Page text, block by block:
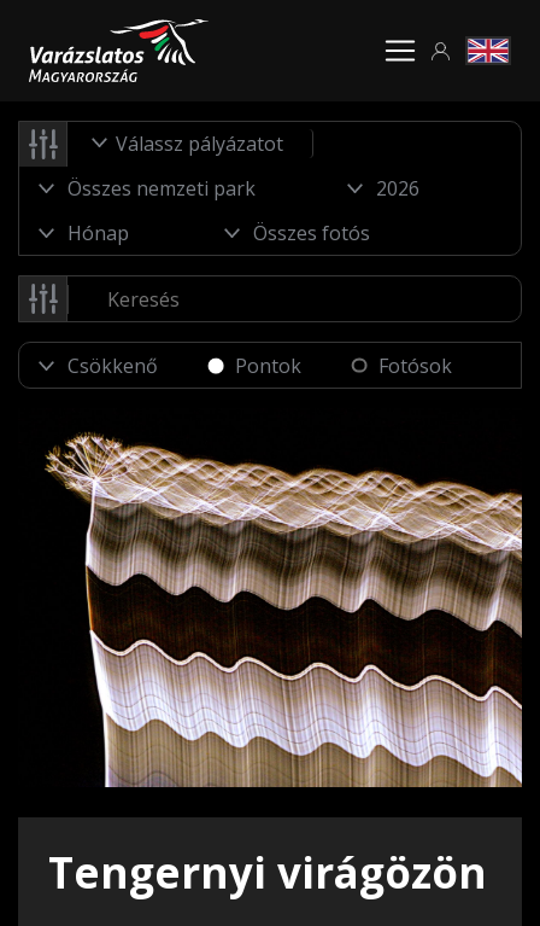
Válassz pályázatot
Pontok Fotósok
Tengernyi virágözön